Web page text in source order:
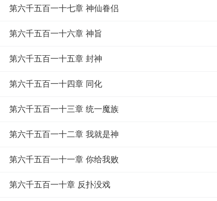
第六千五百一十七章 神仙眷侣
第六千五百一十六章 神旨
第六千五百一十五章 封神
第六千五百一十四章 同化
第六千五百一十三章 统一魔族
第六千五百一十二章 我就是神
第六千五百一十一章 你给我败
第六千五百一十章 反扑没戏